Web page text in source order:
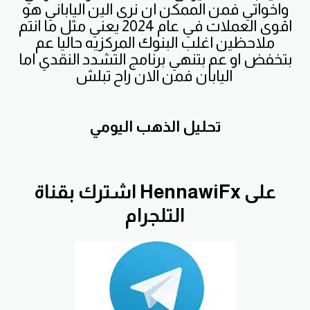
واخواتي فمن الممكن ان نرى الين الياباني هو
اقوى العملات في عام 2024 يعني مثل ما انتم
ملاحظين اغلب البنوك المركزيه حاليا عم
بتخفض او عم بتنهي برنامج التشدد النقدي اما
تحليل الذهب اليومي
اشترك بقناة HennawiFx على
التلجرام